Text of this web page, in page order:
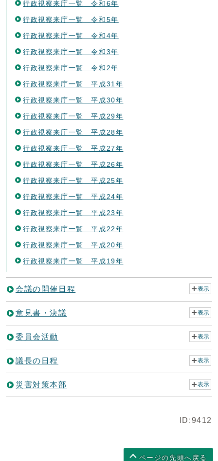
行政視察来庁一覧 令和6年
行政視察来庁一覧 令和5年
行政視察来庁一覧 令和4年
行政視察来庁一覧 令和3年
行政視察来庁一覧 令和2年
行政視察来庁一覧 平成31年
行政視察来庁一覧 平成30年
行政視察来庁一覧 平成29年
行政視察来庁一覧 平成28年
行政視察来庁一覧 平成27年
行政視察来庁一覧 平成26年
行政視察来庁一覧 平成25年
行政視察来庁一覧 平成24年
行政視察来庁一覧 平成23年
行政視察来庁一覧 平成22年
行政視察来庁一覧 平成20年
行政視察来庁一覧 平成19年
会議の開催日程 表示
意見書・決議 表示
委員会活動 表示
議長の日程 表示
災害対策本部 表示
ID:9412
ページの先頭へ戻る